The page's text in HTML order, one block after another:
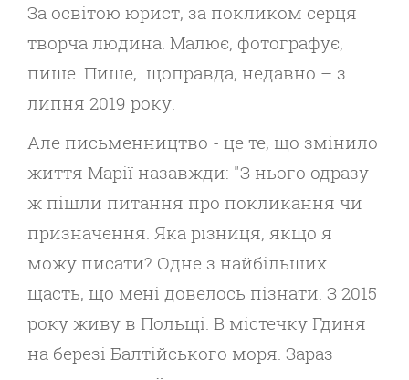
За освітою юрист, за покликом серця
творча людина. Малює, фотографує,
пише. Пише, щоправда, недавно – з
липня 2019 року.
Але письменництво - це те, що змінило
життя Марії назавжди: "З нього одразу
ж пішли питання про покликання чи
призначення. Яка різниця, якщо я
можу писати? Одне з найбільших
щасть, що мені довелось пізнати. З 2015
року живу в Польщі. В містечку Гдиня
на березі Балтійського моря. Зараз